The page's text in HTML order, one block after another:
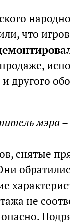
что
другого
мэра
снятые
не